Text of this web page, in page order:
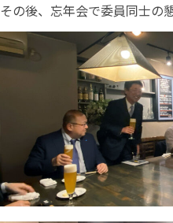
その後、忘年会で委員同士の